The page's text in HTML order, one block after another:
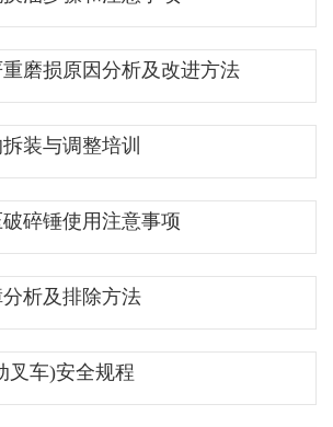
磨损原因分析及改进方法
装与调整培训
碎锤使用注意事项
析及排除方法
叉车)安全规程